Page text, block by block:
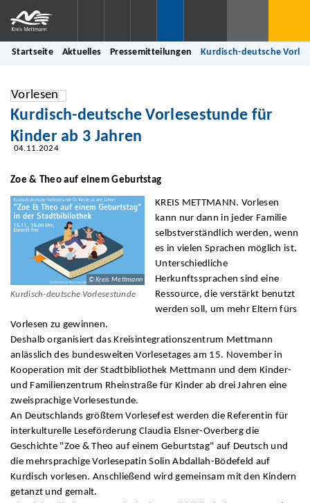
Startseite Aktuelles Pressemitteilungen Kurdisch-deutsche
Vorlesen
Kurdisch-deutsche Vorlesestunde für
Kinder ab 3 Jahren
04.11.2024
Zoe & Theo auf einem Geburtstag
© Kreis Mettmann
Kurdisch-deutsche Vorlesestunde
KREIS METTMANN. Vorlesen
kann nur dann in jeder Familie
selbstverständlich werden, wenn
es in vielen Sprachen möglich ist.
Unterschiedliche
Herkunftssprachen sind eine
Ressource, die verstärkt benutzt
werden soll, um mehr Eltern fürs
Vorlesen zu gewinnen.
Deshalb organisiert das Kreisintegrationszentrum Mettmann
anlässlich des bundesweiten Vorlesetages am 15. November in
Kooperation mit der Stadtbibliothek Mettmann und dem Kinder-
und Familienzentrum Rheinstraße für Kinder ab drei Jahren eine
zweisprachige Vorlesestunde.
An Deutschlands größtem Vorlesefest werden die Referentin für
interkulturelle Leseförderung Claudia Elsner-Overberg die
Geschichte "Zoe & Theo auf einem Geburtstag" auf Deutsch und
die mehrsprachige Vorlesepatin Solin Abdallah-Bödefeld auf
Kurdisch vorlesen. Anschließend wird gemeinsam mit den Kindern
getanzt und gemalt.